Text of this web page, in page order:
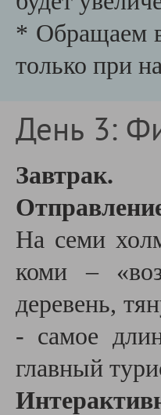
* Обращаем
только при
День 3:
Завтрак.
На семи
коми –
деревень,
- самое
главный